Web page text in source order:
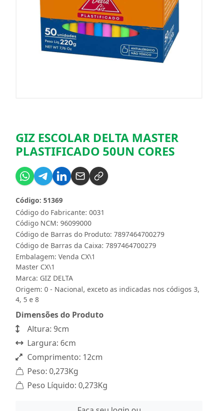
GIZ ESCOLAR DELTA MASTER
PLASTIFICADO 50UN CORES
Código do Fabricante: 0031
Código: 51369
Código NCM: 96099000
Código de Barras do Produto: 7897464700279
Código de Barras da Caixa: 7897464700279
Embalagem: Venda CX\1
Master CX\1
Marca: GIZ DELTA
Origem: 0 - Nacional, exceto as indicadas nos códigos 3,
4, 5 e 8
Dimensões do Produto
Altura: 9cm
Largura: 6cm
Comprimento: 12cm
Peso: 0,273Kg
Peso Líquido: 0,273Kg